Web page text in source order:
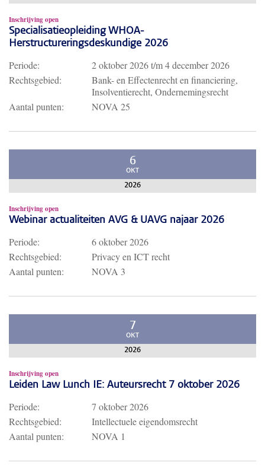
Inschrijving open
Specialisatieopleiding WHOA-
Herstructureringsdeskundige 2026
Periode: 2 oktober 2026t/m4 december 2026
Rechtsgebied:
Bank- en Effectenrecht en financiering,
Insolventierecht, Ondernemingsrecht
Aantal punten:
NOVA 25
6
OKT
2026
Inschrijving open
Webinar actualiteiten AVG & UAVG najaar 2026
Periode:
6 oktober 2026
Rechtsgebied:
Privacy en ICT recht
Aantal punten:
NOVA 3
7
OKT
2026
Inschrijving open
Leiden Law Lunch IE: Auteursrecht 7 oktober 2026
Periode:
7 oktober 2026
Rechtsgebied:
Intellectuele eigendomsrecht
Aantal punten:
NOVA 1